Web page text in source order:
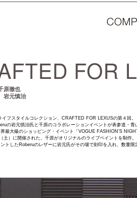
FOR
原徹也
岩元慎治
イフスタイルコレクション、CRAFTED FOR LEXUSの第４回。
の岩元慎治氏と千原のコラボレーションイベントが表参道・青
最大級のショッピング・イベント「VOGUE FASHION’S
土）に開催された。千原がオリジナルのライブペイントを制作。
トしたRoberuのレザーに岩元氏がその場で刻印を入れ、数量限